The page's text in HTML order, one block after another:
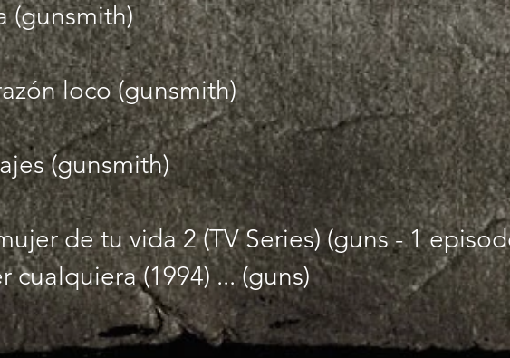
(gunsmith)
loco (gunsmith)
(gunsmith)
de tu vida 2 (TV Series) (guns - 1
cualquiera (1994) ... (guns)